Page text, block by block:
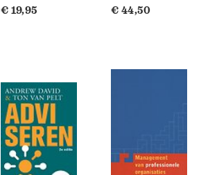
€ 19,95
€ 44,50